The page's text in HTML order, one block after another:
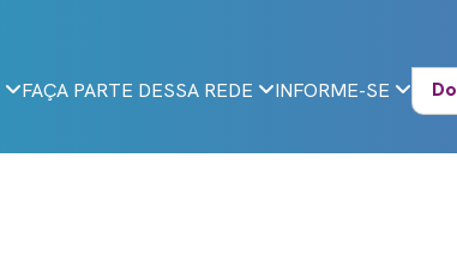
FAÇA PARTE DESSA REDE INFORME-SE